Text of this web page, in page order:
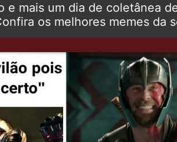
e mais um dia de coletânea
os melhores memes da